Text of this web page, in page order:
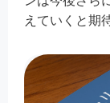
えていくと期